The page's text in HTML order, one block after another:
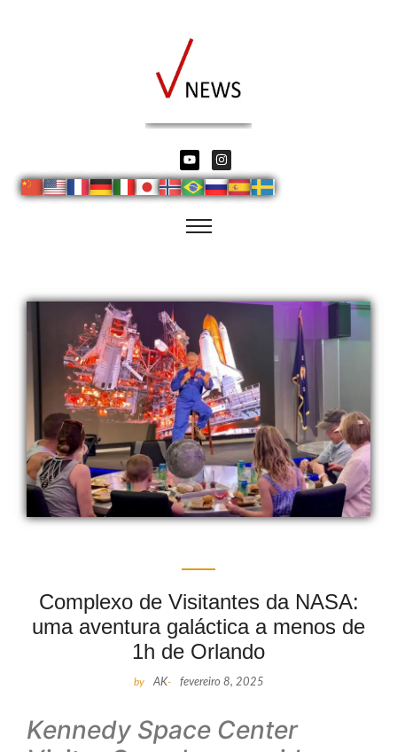
Complexo de Visitantes da NASA:
uma aventura galáctica a menos de
1h de Orlando
by AK- fevereiro 8, 2025
Kennedy Space Center